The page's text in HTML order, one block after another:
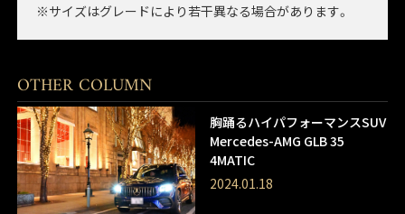
※サイズはグレードにより若干異なる場合があります。
OTHER COLUMN
胸踊るハイパフォーマンスSUV
Mercedes-AMG GLB 35
4MATIC
2024.01.18